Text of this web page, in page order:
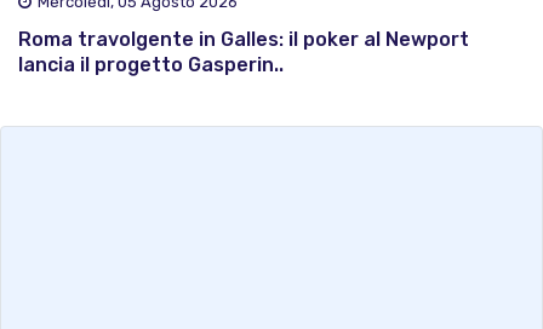
Roma travolgente in Galles: il poker al Newport
lancia il progetto Gasperin..